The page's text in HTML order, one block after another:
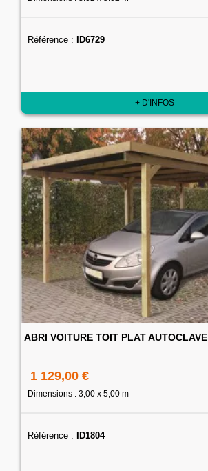
Référence : ID6729
+ D'INFOS
ABRI VOITURE TOIT PLAT AUTOCLAVE
1 129,00 €
Dimensions : 3,00 x 5,00 m
Référence : ID1804